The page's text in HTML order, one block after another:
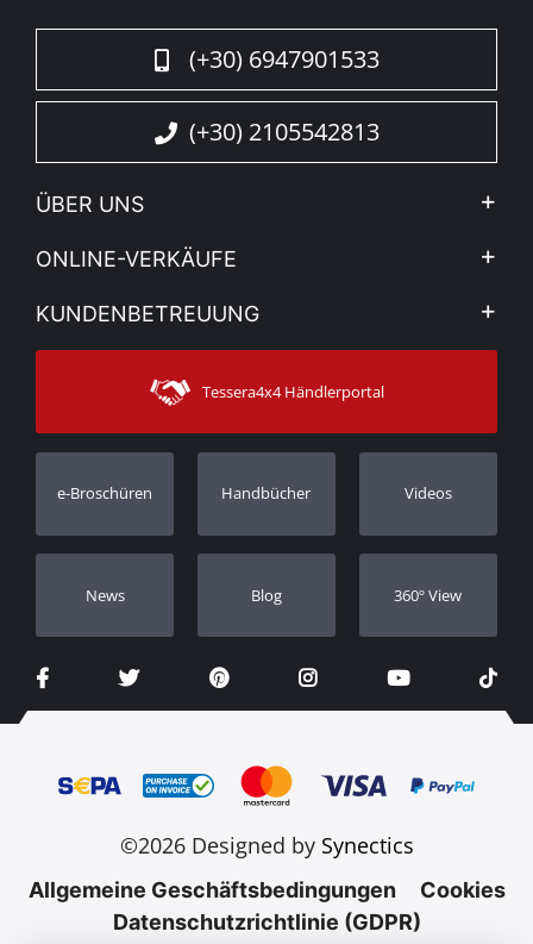
(+30) 6947901533
(+30) 2105542813
ÜBER UNS
Firma
Sehen Sie unsere Nachrichten
Sitemap
ONLINE-VERKÄUFE
Mein Konto
Versandarten
KUNDENBETREUUNG
Kontakt
Kundendienst
Bestellung verfolgen
Händler
Tessera4x4 Händlerportal
e-Broschüren Handbücher Videos
Νews Blog 360º View
©2026 Designed by Synectics
Allgemeine Geschäftsbedingungen
Cookies
Datenschutzrichtlinie (GDPR)